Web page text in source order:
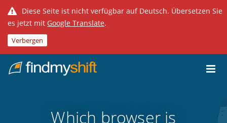
Diese Seite ist nicht verfügbar auf Deutsch. Übersetzen Sie
es jetzt mit Google Translate.
Verbergen
Home
Which browser is